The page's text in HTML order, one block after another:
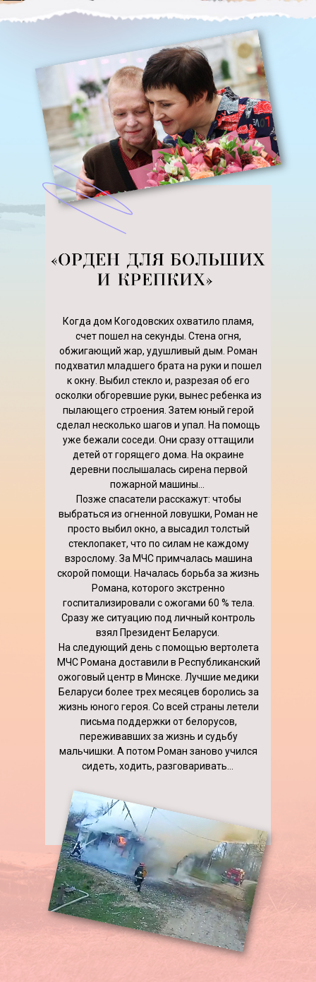
Когда дом Когодовских охватило пламя,
счет пошел на секунды. Стена огня,
обжигающий жар, удушливый дым. Роман
подхватил младшего брата на руки и пошел
к окну. Выбил стекло и, разрезая об его
осколки обгоревшие руки, вынес ребенка из
пылающего строения. Затем юный герой
сделал несколько шагов и упал. На помощь
уже бежали соседи. Они сразу оттащили
детей от горящего дома. На окраине
деревни послышалась сирена первой
пожарной машины...
Позже спасатели расскажут: чтобы
выбраться из огненной ловушки, Роман не
просто выбил окно, а высадил толстый
стеклопакет, что по силам не каждому
взрослому. За МЧС примчалась машина
скорой помощи. Началась борьба за жизнь
Романа, которого экстренно
госпитализировали с ожогами 60 % тела.
Сразу же ситуацию под личный контроль
взял ­Президент Беларуси.
На следующий день с помощью вертолета
МЧС Романа доставили в Республиканский
ожоговый центр в Минске. Лучшие медики
Беларуси более трех месяцев боролись за
жизнь юного героя. Со всей страны летели
письма поддержки от белорусов,
переживавших за жизнь и судьбу
мальчишки. А потом Роман заново учился
сидеть, ходить, разговаривать…